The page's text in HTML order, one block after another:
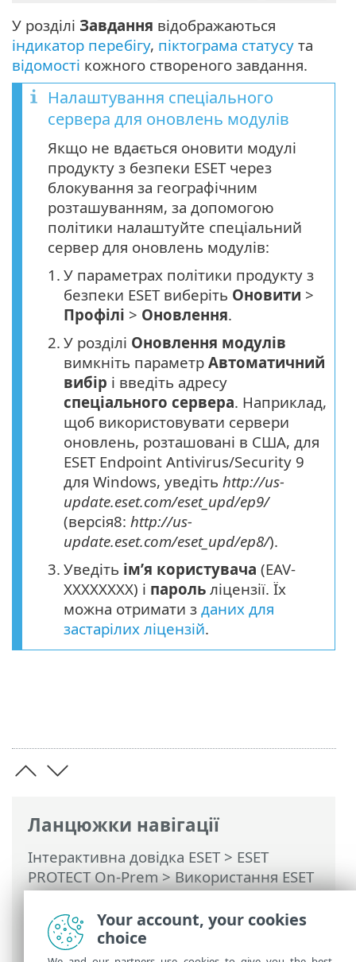
Ланцюжки навігації
Інтерактивна довідка ESET> ESET
PROTECT On-Prem>Використання ESET
PROTECT On-Prem>ESET PROTECT On-
Prem Головне меню>Завдання>
Завдання клієнта
> Оновити модулі
У розділі Завдання відображаються
індикатор перебігу, піктограма статусу та
відомості кожного створеного завдання.
Налаштування спеціального
сервера для оновлень модулів
Якщо не вдається оновити модулі
продукту з безпеки ESET через
блокування за географічним
розташуванням, за допомогою
політики налаштуйте спеціальний
сервер для оновлень модулів:
1. У параметрах політики продукту з
безпеки ESET виберіть Оновити >
Профілі > Оновлення.
2. У розділі Оновлення модулів
вимкніть параметр Автоматичний
вибір і введіть адресу
спеціального сервера. Наприклад,
щоб використовувати сервери
оновлень, розташовані в США, для
ESET Endpoint Antivirus/Security 9
для Windows, уведіть http://us-
update.eset.com/eset_upd/ep9/
(версія8: http://us-
update.eset.com/eset_upd/ep8/).
3. Уведіть ім’я користувача (EAV-
XXXXXXXX) і пароль ліцензії. Їх
можна отримати з даних для
застарілих ліцензій.
Your account, your cookies
choice